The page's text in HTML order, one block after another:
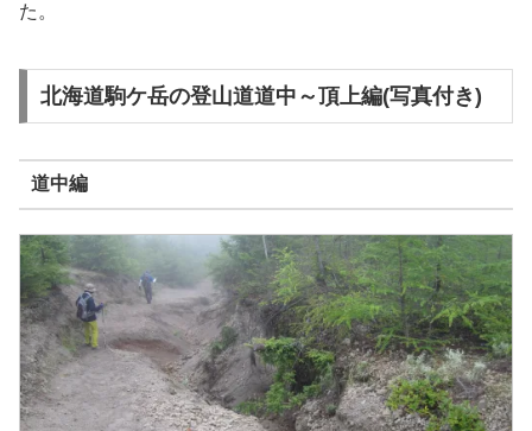
た。
北海道駒ケ岳の登山道道中～頂上編(写真付き)
道中編